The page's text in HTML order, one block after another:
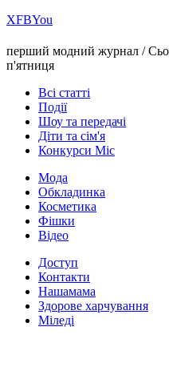
ХFBYou
перший модний журнал /
п'ятниця
Всі статті
Події
Шоу та передачі
Діти та сім'я
Конкурси Міс
Мода
Обкладинка
Косметика
Фішки
Відео
Доступ
Контакти
Нашамама
Здорове харчування
Міледі